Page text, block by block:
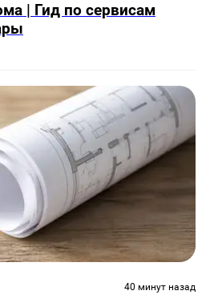
| Гид по сервисам
40 минут назад